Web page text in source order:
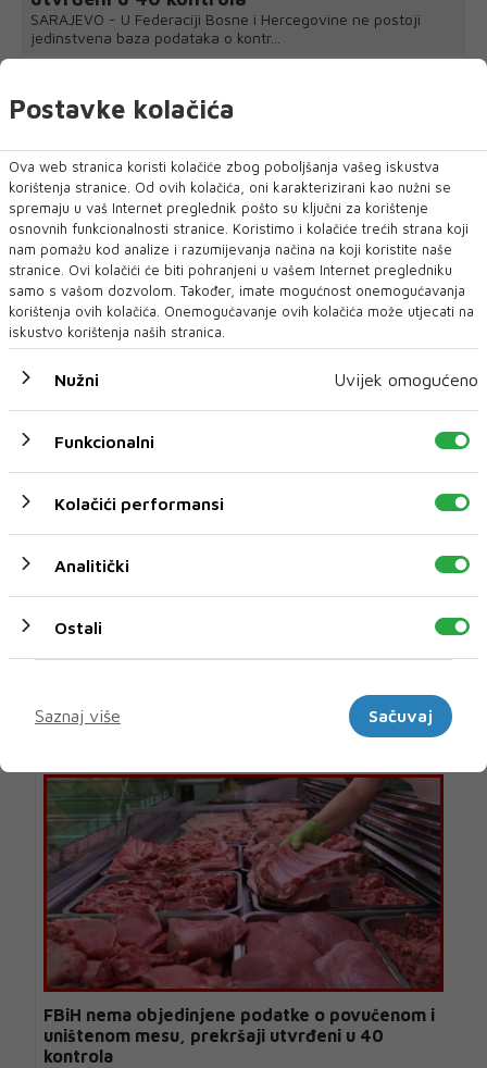
SARAJEVO - U Federaciji Bosne i Hercegovine ne postoji
jedinstvena baza podataka o kontr...
Biznis
FBiH nema objedinjene podatke o povučenom i
uništenom mesu, prekršaji utvrđeni u 40
kontrola
Postavke kolačića
Ova web stranica koristi kolačiće zbog poboljšanja vašeg iskustva
korištenja stranice. Od ovih kolačića, oni karakterizirani kao nužni se
spremaju u vaš Internet preglednik pošto su ključni za korištenje
osnovnih funkcionalnosti stranice. Koristimo i kolačiće trećih strana koji
nam pomažu kod analize i razumijevanja načina na koji koristite naše
stranice. Ovi kolačići će biti pohranjeni u vašem Internet pregledniku
samo s vašom dozvolom. Također, imate mogućnost onemogućavanja
korištenja ovih kolačića. Onemogućavanje ovih kolačića može utjecati na
iskustvo korištenja naših stranica.
Nužni Uvijek omogućeno
Funkcionalni
Kolačići performansi
Analitički
Ostali
Saznaj više
Sačuvaj